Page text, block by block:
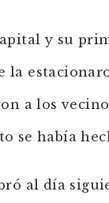
y su
la
a los
se había
al día